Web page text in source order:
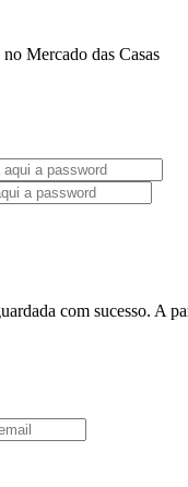
Mercado das Casas
com sucesso. A